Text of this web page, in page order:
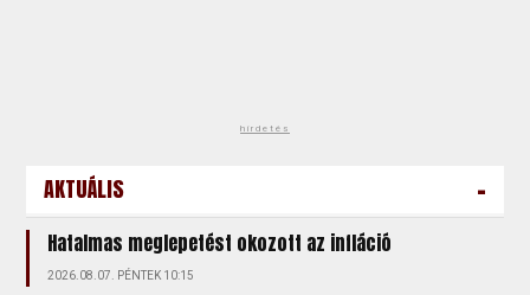
hirdetés
AKTUÁLIS -
Hatalmas meglepetést okozott az infláció
2026.08.07. PÉNTEK 10:15